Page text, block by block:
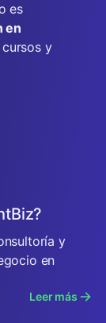
es
en
y
y
en
Leer más